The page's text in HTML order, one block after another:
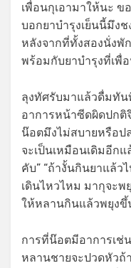
เพื่อนกุเอามาให้นะ ข
บอกยาบำรุงเย็นนี้มึง
หลังจากที่ทั้งสองนั่งพั
พร้อมกับยาบำรุงที่เพื่
ลุงทัศรับมาแล้วดื่มทั
อาการหน้าซีดผิดปกติ
น๊อตมึงไม่สบายหรือป
จะเป็นเหมือนเดิมอีก
คับ” “ถ้างั้นกินยาแล้
เดินไหวไหม มากุจะพ
ให้หลานกินแล้วพยุง
การที่น๊อตมีอาการเช่
หลานชายจะปวดหัวถ้